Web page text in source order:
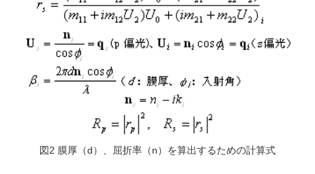
図2 膜厚（d）、屈折率（n）を算出するための計算式